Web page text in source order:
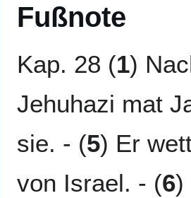
Fußnote
Kap. 28 (1)
Jehuhazi mat
sie. - (5) Er
von Israel. - (6)